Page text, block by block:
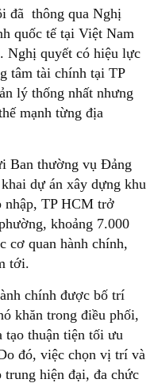
đã thông qua Nghị
quốc tế tại Việt Nam
Nghị quyết có hiệu lực
tâm tài chính tại TP
lý thống nhất nhưng
mạnh từng địa
Ban thường vụ Đảng
dự án xây dựng khu
nhập, TP HCM trở
khoảng 7.000
cơ quan hành chính,
tới.
chính được bố trí
khăn trong điều phối,
tạo thuận tiện tối ưu
đó, việc chọn vị trí và
hiện đại, đa chức